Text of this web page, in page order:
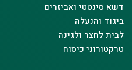
דשא סינטטי ואביזרים
ביגוד והנעלה
לבית לחצר ולגינה
טרקטורוני כיסוח